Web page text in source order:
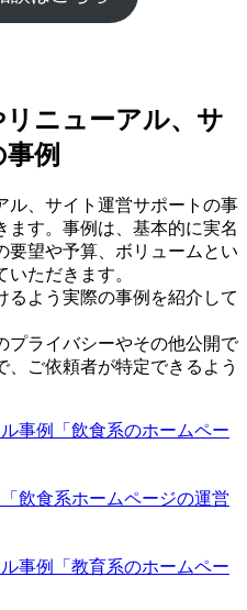
ニューアル、サ
例
ル、サイト運営サポートの事
ます。事例は、基本的に実名
要望や予算、ボリュームとい
ただきます。
るよう実際の事例を紹介して
プライバシーやその他公開で
、ご依頼者が特定できるよう
事例「飲食系のホームペー
飲食系ホームページの運営
事例「教育系のホームペー